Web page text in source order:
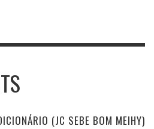
(JC SEBE BOM MEIHY)